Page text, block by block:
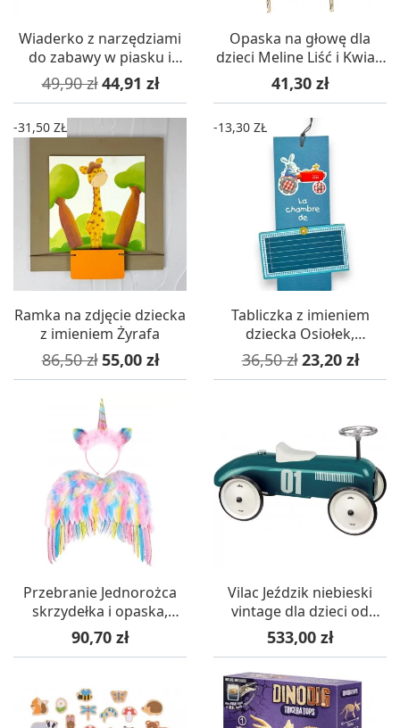
Wiaderko z narzędziami
do zabawy w piasku i
ogrodu, Goki
Cena podstawowa
49,90 zł Cena
44,91 zł
Opaska na głowę dla
dzieci Meline Liść i Kwiat,
Souza!
Cena
41,30 zł
Ramka na zdjęcie dziecka
z imieniem Żyrafa
Cena podstawowa
86,50 zł Cena
55,00 zł
-31,50 ZŁ
Tabliczka z imieniem
dziecka Osiołek,
Titoutam
Cena podstawowa
36,50 zł Cena
23,20 zł
-13,30 ZŁ
Przebranie Jednorożca
skrzydełka i opaska,
Souza!
Cena
90,70 zł
Vilac Jeździk niebieski
vintage dla dzieci od
18mc metalowy
Cena
533,00 zł